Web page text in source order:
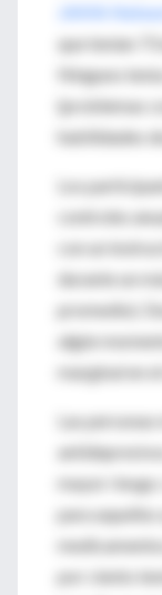
JAMA
que tenían
Ninguno
(problemas
habilidades
Los
controles
con un
durante un
promedio).
algún
marginal en
Las
mayor
para
por ciento